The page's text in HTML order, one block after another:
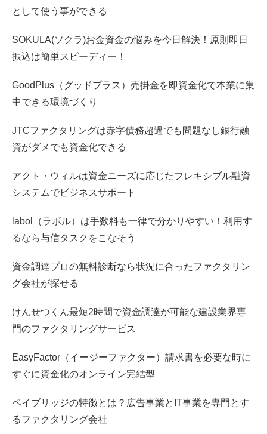
として使う事ができる
SOKULA(ソクラ)お金資金の悩みを今日解決！原則即日
振込は簡単スピーディー！
GoodPlus（グッドプラス）売掛金を即資金化で本業に集
中できる環境づくり
JTCファクタリングは赤字債務超過でも問題なし銀行融
資がダメでも資金化できる
アクト・ウィルは資金ニーズに応じたフレキシブル融資
システムでビジネスサポート
labol（ラボル）は手数料も一律で分かりやすい！利用す
るなら与信タスクをこなそう
資金調達プロの無料診断なら状況に合ったファクタリン
グ会社が探せる
けんせつくん最短2時間で資金調達が可能な建設業界専
門のファクタリングサービス
EasyFactor（イージーファクター）請求書を必要な時に
すぐに資金化のオンライン完結型
ペイブリッジの特徴とは？広告事業とIT事業を専門とす
るファクタリング会社